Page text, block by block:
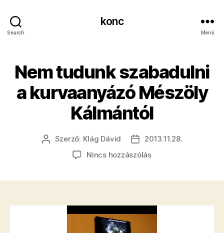
Search
konc
Menü
​Nem tudunk szabadulni
a kurvaanyázó Mészöly
Kálmántól
Bejegyzés
szerzője
Szerző: Klág Dávid
Bejegyzés
dátuma
2013.11.28.
Nincs hozzászólása(z)